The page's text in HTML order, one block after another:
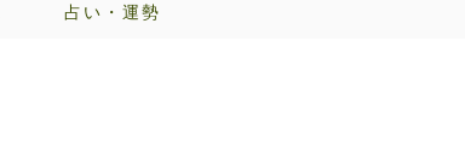
占い・運勢